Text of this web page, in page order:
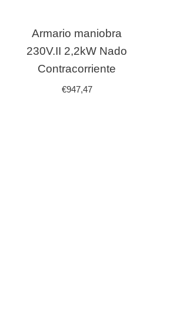
Armario maniobra
230V.II 2,2kW Nado
Contracorriente
€947,47